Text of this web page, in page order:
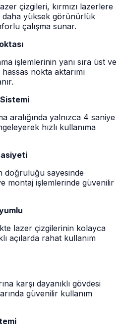
çizgileri, kırmızı lazerlere
yüksek görünürlük
çalışma sunar.
işlemlerinin yanı sıra üst ve
nokta aktarımı
aralığında yalnızca 4 saniye
hızlı kullanıma
doğruluğu sayesinde
montaj işlemlerinde güvenilir
lazer çizgilerinin kolayca
açılarda rahat kullanım
karşı dayanıklı gövdesi
güvenilir kullanım